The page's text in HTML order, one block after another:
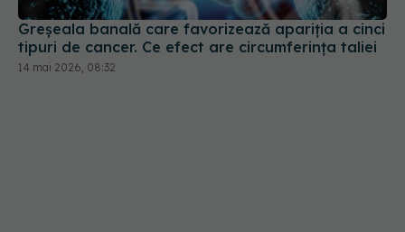
Greșeala banală care favorizează apariția a cinci
tipuri de cancer. Ce efect are circumferința taliei
14 mai 2026, 08:32